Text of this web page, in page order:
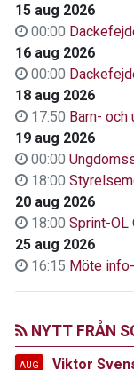
15 aug 2026
00:00
16 aug 2026
00:00
18 aug 2026
17:50 Barn- och
19 aug 2026
00:00
18:00
20 aug 2026
18:00 Sprint-OL
25 aug 2026
16:15 Möte
NYTT FRÅN
AUG Viktor